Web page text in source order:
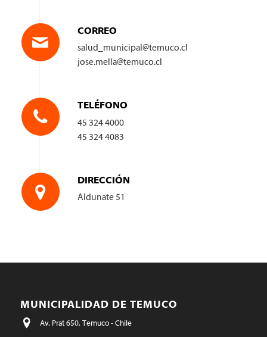
CORREO
salud_municipal@temuco.cl
jose.mella@temuco.cl
TELÉFONO
45 324 4000
45 324 4083
DIRECCIÓN
Aldunate 51
MUNICIPALIDAD DE TEMUCO
Av. Prat 650, Temuco - Chile